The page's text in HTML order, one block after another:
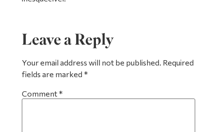
Leave a Reply
Your email address will not be published. Required
fields are marked *
Comment *